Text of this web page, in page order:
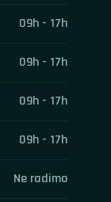
09h - 17h
09h - 17h
09h - 17h
09h - 17h
Ne radimo